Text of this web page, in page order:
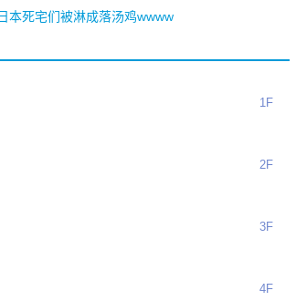
本死宅们被淋成落汤鸡wwww
1F
2F
3F
4F